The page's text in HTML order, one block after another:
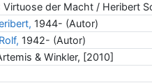
Virtuose der Macht / Heribert
1944- (Autor)
1942- (Autor)
& Winkler, [2010]